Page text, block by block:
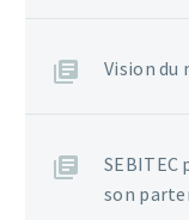
Vision du
son